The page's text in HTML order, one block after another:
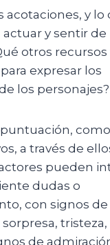
acotaciones, y lo
y sentir de
otros
expresar los
los personajes?
a través de
pueden
dudas o
con signos de
de